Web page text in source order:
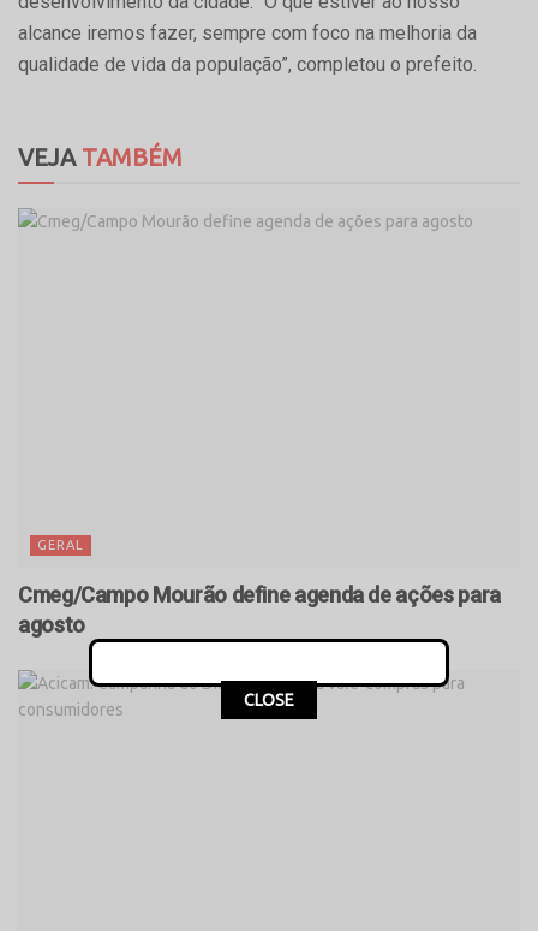
alcance iremos fazer, sempre com foco na melhoria da
qualidade de vida da população”, completou o prefeito.
VEJATAMBÉM
GERAL
Cmeg/Campo Mourão define agenda de ações para
agosto
CLOSE